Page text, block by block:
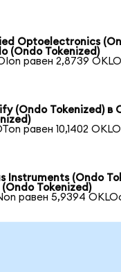
Optoelectronics
(Ondo Tokenized)
равен 2,8739
(Ondo Tokenized) в
равен 10,1402
Instruments (Ondo
(Ondo Tokenized)
равен 5,9394